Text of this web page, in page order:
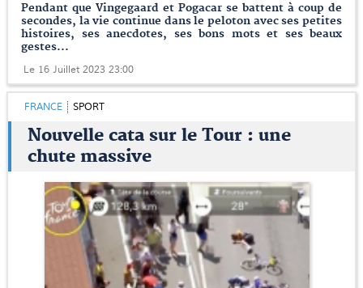
Pendant que Vingegaard et Pogacar se battent à coup de
secondes, la vie continue dans le peloton avec ses petites
histoires, ses anecdotes, ses bons mots et ses beaux
gestes...
Le 16 Juillet 2023 23:00
FRANCE SPORT
Nouvelle cata sur le Tour : une
chute massive